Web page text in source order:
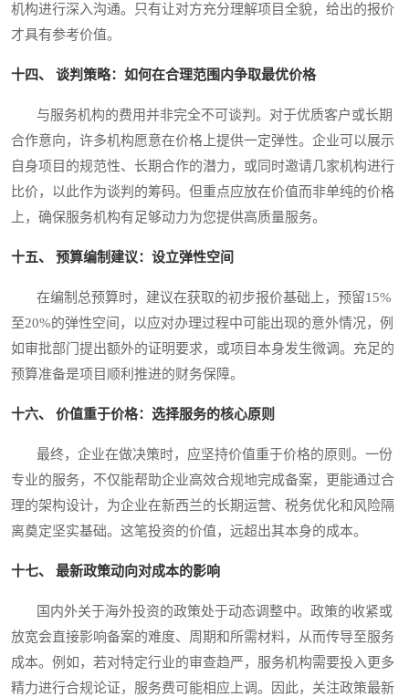
机构进行深入沟通。只有让对方充分理解项目全貌，给出的报价
才具有参考价值。
十四、 谈判策略：如何在合理范围内争取最优价格
与服务机构的费用并非完全不可谈判。对于优质客户或长期
合作意向，许多机构愿意在价格上提供一定弹性。企业可以展示
自身项目的规范性、长期合作的潜力，或同时邀请几家机构进行
比价，以此作为谈判的筹码。但重点应放在价值而非单纯的价格
上，确保服务机构有足够动力为您提供高质量服务。
十五、 预算编制建议：设立弹性空间
在编制总预算时，建议在获取的初步报价基础上，预留15%
至20%的弹性空间，以应对办理过程中可能出现的意外情况，例
如审批部门提出额外的证明要求，或项目本身发生微调。充足的
预算准备是项目顺利推进的财务保障。
十六、 价值重于价格：选择服务的核心原则
最终，企业在做决策时，应坚持价值重于价格的原则。一份
专业的服务，不仅能帮助企业高效合规地完成备案，更能通过合
理的架构设计，为企业在新西兰的长期运营、税务优化和风险隔
离奠定坚实基础。这笔投资的价值，远超出其本身的成本。
十七、 最新政策动向对成本的影响
国内外关于海外投资的政策处于动态调整中。政策的收紧或
放宽会直接影响备案的难度、周期和所需材料，从而传导至服务
成本。例如，若对特定行业的审查趋严，服务机构需要投入更多
精力进行合规论证，服务费可能相应上调。因此，关注政策最新